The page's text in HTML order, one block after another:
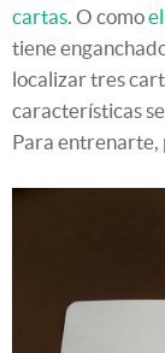
cartas. O como
tiene
localizar tres
características
Para entrenarte,